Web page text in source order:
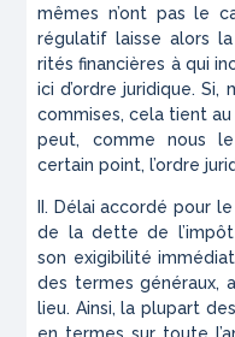
mêmes n’ont pas le
régulatif laisse alors
rités financières à qui
ici d’ordre juridique. Si,
commises, cela tient
peut, comme nous le
certain point, l’ordre
II. Délai accordé pour le
de la dette de l’impôt
son exigibilité
des termes généraux,
lieu. Ainsi, la plupart